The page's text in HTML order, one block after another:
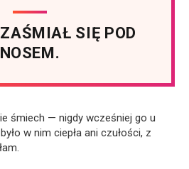
SIĘ POD
NOSEM.
śmiech — nigdy wcześniej go u
w nim ciepła ani czułości, z